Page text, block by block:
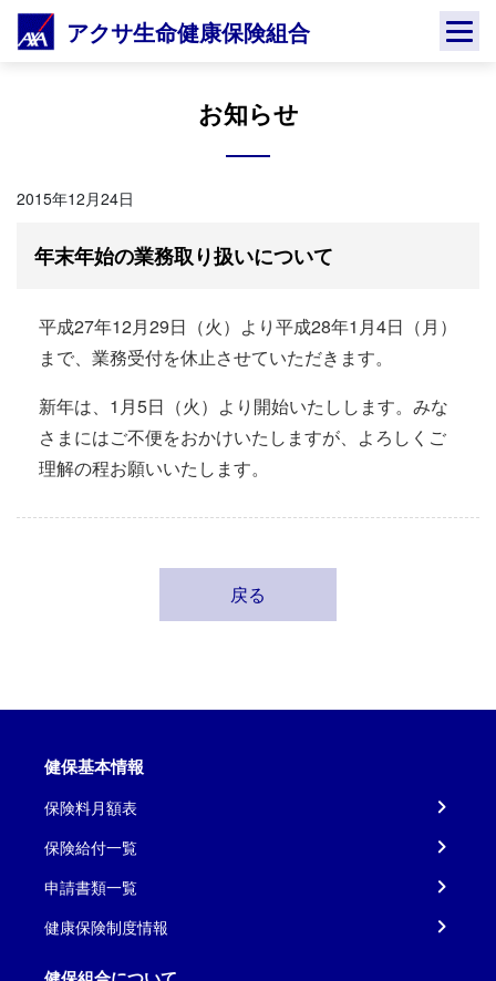
Skip
アクサ生命健康保険組合
お知らせ
2015年12月24日
年末年始の業務取り扱いについて
平成27年12月29日（火）より平成28年1月4日（月）
まで、業務受付を休止させていただきます。
新年は、1月5日（火）より開始いたしします。みな
さまにはご不便をおかけいたしますが、よろしくご
理解の程お願いいたします。
戻る
健保基本情報
保険料月額表
保険給付一覧
申請書類一覧
健康保険制度情報